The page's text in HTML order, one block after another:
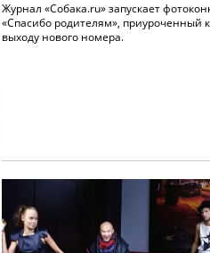
Журнал «Собака.ru» запускает
«Спасибо родителям», приуроченный к
выходу нового номера.